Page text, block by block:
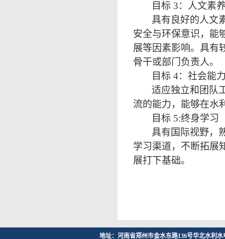
目标 3：人文素
具有良好的人文
安全与环保意识，能
展等因素影响。具有
骨干或部门负责人。
目标 4：社会能
适应独立和团队
流的能力，能够在水
目标 5:终身学习
具有国际视野，
学习渠道，不断拓展
展打下基础。
地址：河南省郑州市金水东路136号华北水利